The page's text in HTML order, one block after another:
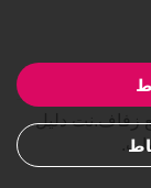
زفاف.نت دليل